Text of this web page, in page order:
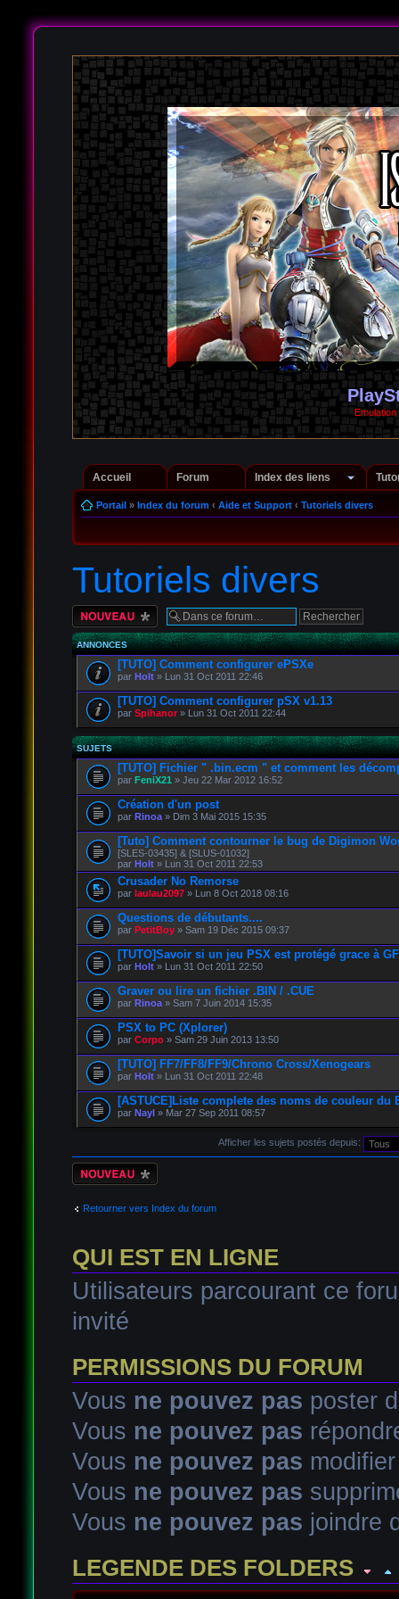
Accueil Forum Index des liens
Portail» Index du forum ‹ Aide et Support ‹ Tutoriels divers
Tutoriels divers
Écrire un nouveau
sujet
ANNONCES
[TUTO] Comment configurer ePSXe
par Holt» Lun 31 Oct 2011 22:46
[TUTO] Comment configurer pSX v1.13
par Spihanor» Lun 31 Oct 2011 22:44
SUJETS
[TUTO] Fichier " .bin.ecm " et comment les
par FeniX21 » Jeu 22 Mar 2012 16:52
Création d'un post
par Rinoa» Dim 3 Mai 2015 15:35
[Tuto] Comment contourner le bug de Digimon
[SLES-03435] & [SLUS-01032]
par Holt» Lun 31 Oct 2011 22:53
Crusader No Remorse
par laulau2097» Lun 8 Oct 2018 08:16
Questions de débutants....
par PetitBoy» Sam 19 Déc 2015 09:37
[TUTO]Savoir si un jeu PSX est protégé grace à
par Holt» Lun 31 Oct 2011 22:50
Graver ou lire un fichier .BIN / .CUE
par Rinoa» Sam 7 Juin 2014 15:35
PSX to PC (Xplorer)
par Corpo» Sam 29 Juin 2013 13:50
[TUTO] FF7/FF8/FF9/Chrono Cross/Xenogears
par Holt» Lun 31 Oct 2011 22:48
[ASTUCE]Liste complete des noms de couleur du
par Nayl» Mar 27 Sep 2011 08:57
Afficher les sujets postés depuis:
Écrire un nouveau
sujet
Retourner vers Index du forum
QUI EST EN LIGNE
Utilisateurs parcourant ce
invité
PERMISSIONS DU FORUM
Vous ne pouvez pas poster
Vous ne pouvez pas
Vous ne pouvez pas
Vous ne pouvez pas
Vous ne pouvez pas joindre
LEGENDE DES FOLDERS